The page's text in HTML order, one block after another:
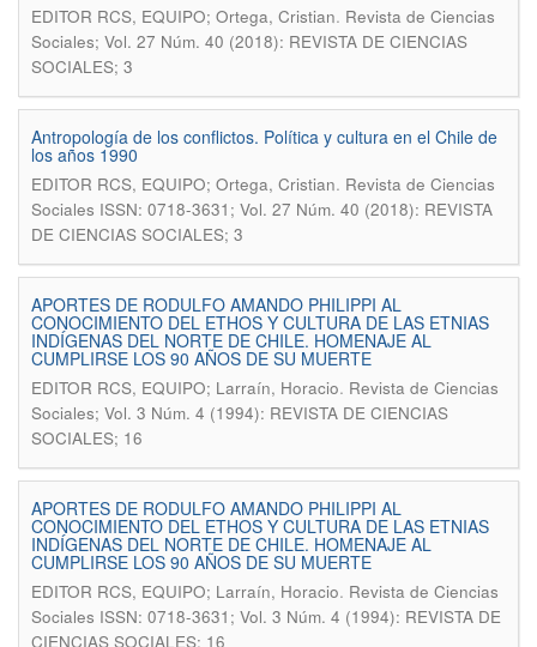
EDITOR RCS, EQUIPO; Ortega, Cristian. Revista de Ciencias
Sociales; Vol. 27 Núm. 40 (2018): REVISTA DE CIENCIAS
SOCIALES; 3
Antropología de los conflictos. Política y cultura en el Chile de
los años 1990
EDITOR RCS, EQUIPO; Ortega, Cristian. Revista de Ciencias
Sociales ISSN: 0718-3631; Vol. 27 Núm. 40 (2018): REVISTA
DE CIENCIAS SOCIALES; 3
APORTES DE RODULFO AMANDO PHILIPPI AL
CONOCIMIENTO DEL ETHOS Y CULTURA DE LAS ETNIAS
INDÍGENAS DEL NORTE DE CHILE. HOMENAJE AL
CUMPLIRSE LOS 90 AÑOS DE SU MUERTE
EDITOR RCS, EQUIPO; Larraín, Horacio. Revista de Ciencias
Sociales; Vol. 3 Núm. 4 (1994): REVISTA DE CIENCIAS
SOCIALES; 16
APORTES DE RODULFO AMANDO PHILIPPI AL
CONOCIMIENTO DEL ETHOS Y CULTURA DE LAS ETNIAS
INDÍGENAS DEL NORTE DE CHILE. HOMENAJE AL
CUMPLIRSE LOS 90 AÑOS DE SU MUERTE
EDITOR RCS, EQUIPO; Larraín, Horacio. Revista de Ciencias
Sociales ISSN: 0718-3631; Vol. 3 Núm. 4 (1994): REVISTA DE
CIENCIAS SOCIALES; 16